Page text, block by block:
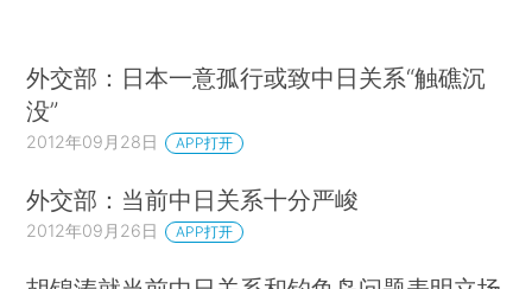
外交部：日本一意孤行或致中日关系“触礁沉
没”
2012年09月28日 APP打开
外交部：当前中日关系十分严峻
2012年09月26日 APP打开